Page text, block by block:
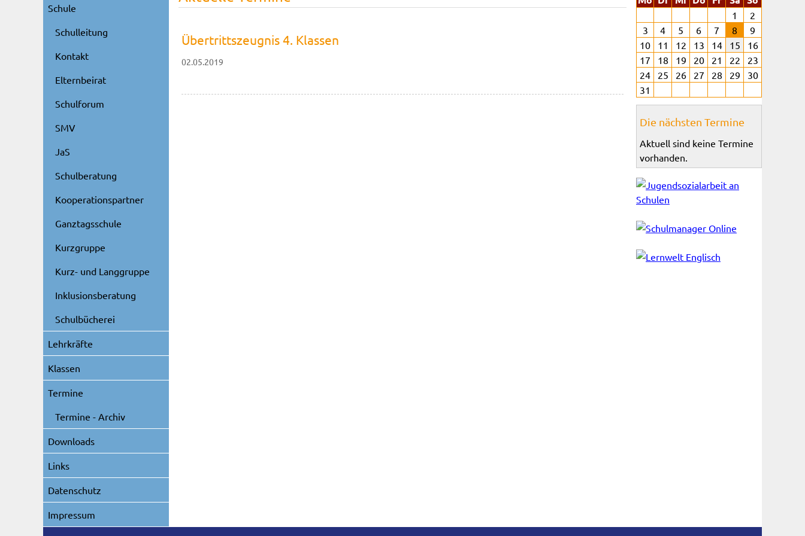
Übertrittszeugnis 4. Klassen
02.05.2019
Schule
Schulleitung
Kontakt
Elternbeirat
Schulforum
SMV
JaS
Schulberatung
Kooperationspartner
Ganztagsschule
Kurzgruppe
Kurz- und Langgruppe
Inklusionsberatung
Schulbücherei
Lehrkräfte
Klassen
Termine
Termine - Archiv
Downloads
Links
Datenschutz
Impressum
1
2
3
4 5 6 7 8
9
10
11 12 13 14 15
16
17
18 19 20 21 22
23
24
25 26 27 28 29
30
31
Die nächsten Termine
Aktuell sind keine Termine
vorhanden.